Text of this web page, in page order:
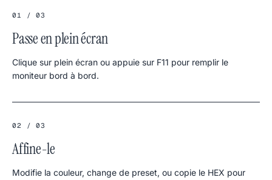
01 / 03
Passe en plein écran
Clique sur plein écran ou appuie sur F11 pour remplir le
moniteur bord à bord.
02 / 03
Affine-le
Modifie la couleur, change de preset, ou copie le HEX pour